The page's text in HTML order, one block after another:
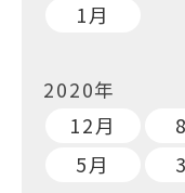
1月
2020年
12月
5月